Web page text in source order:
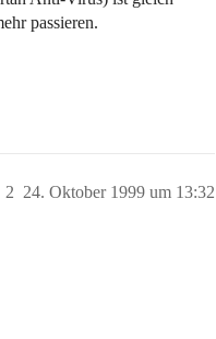
passieren.
24. Oktober 1999 um 13:32
2